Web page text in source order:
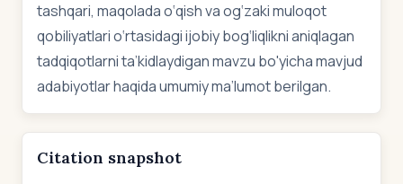
tashqari, maqolada o‘qish va og‘zaki muloqot
qobiliyatlari o‘rtasidagi ijobiy bog‘liqlikni aniqlagan
tadqiqotlarni ta’kidlaydigan mavzu bo'yicha mavjud
adabiyotlar haqida umumiy ma’lumot berilgan.
Citation snapshot